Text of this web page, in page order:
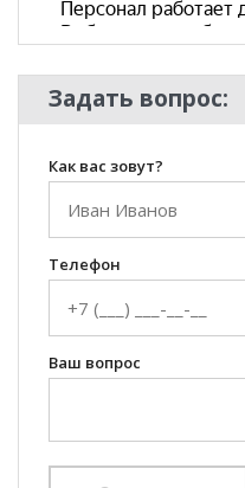
Задать вопрос:
Как вас зовут?
Телефон
Ваш вопрос